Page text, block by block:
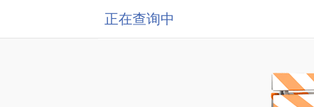
正在查询中